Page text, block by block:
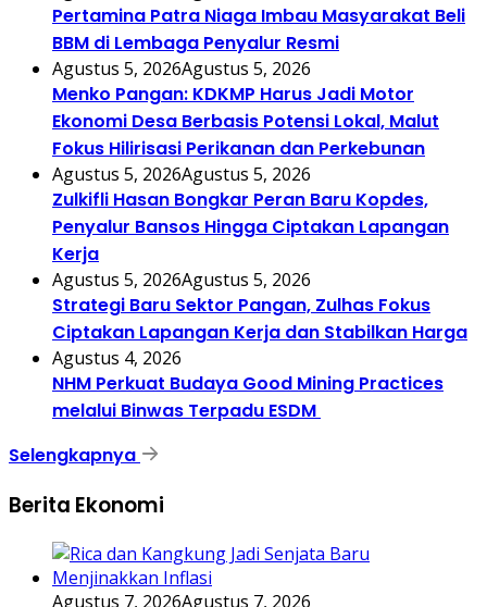
Pertamina Patra Niaga Imbau Masyarakat Beli
BBM di Lembaga Penyalur Resmi
Agustus 5, 2026Agustus 5, 2026
Menko Pangan: KDKMP Harus Jadi Motor
Ekonomi Desa Berbasis Potensi Lokal, Malut
Fokus Hilirisasi Perikanan dan Perkebunan
Agustus 5, 2026Agustus 5, 2026
Zulkifli Hasan Bongkar Peran Baru Kopdes,
Penyalur Bansos Hingga Ciptakan Lapangan
Kerja
Agustus 5, 2026Agustus 5, 2026
Strategi Baru Sektor Pangan, Zulhas Fokus
Ciptakan Lapangan Kerja dan Stabilkan Harga
Agustus 4, 2026
NHM Perkuat Budaya Good Mining Practices
melalui Binwas Terpadu ESDM
Selengkapnya
Berita Ekonomi
Agustus 7, 2026Agustus 7, 2026